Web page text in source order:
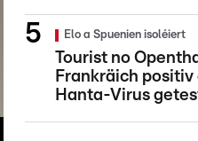
Elo a Spuenien isoléiert
Tourist no
Frankräich positiv
Hanta-Virus